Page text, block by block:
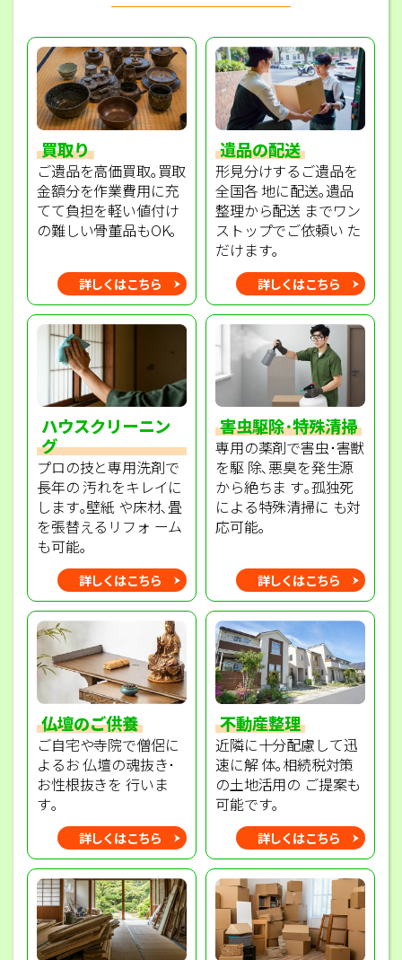
買取り
ご遺品を高価買取｡買取
金額分を作業費用に充
てて負担を軽い値付け
の難しい骨董品もOK｡
詳しくはこちら
遺品の配送
形見分けするご遺品を
全国各 地に配送｡遺品
整理から配送 までワン
ストップでご依頼い た
だけます｡
詳しくはこちら
ハウスクリーニン
グ
プロの技と専用洗剤で
長年の 汚れをキレイに
します｡壁紙 や床材､畳
を張替えるリフォ ーム
も可能｡
詳しくはこちら
害虫駆除･特殊清掃
専用の薬剤で害虫･害獣
を駆 除､悪臭を発生源
から絶ちま す｡孤独死
による特殊清掃に も対
応可能｡
詳しくはこちら
仏壇のご供養
ご自宅や寺院で僧侶に
よるお 仏壇の魂抜き･
お性根抜きを 行いま
す｡
詳しくはこちら
不動産整理
近隣に十分配慮して迅
速に解 体｡相続税対策
の土地活用の ご提案も
可能です｡
詳しくはこちら